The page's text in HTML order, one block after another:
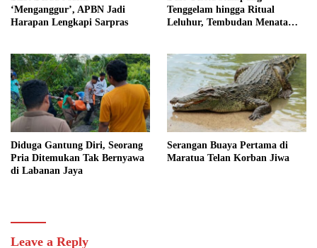
‘Menganggur’, APBN Jadi
Harapan Lengkapi Sarpras
Tenggelam hingga Ritual
Leluhur, Tembudan Menata
Diduga Gantung Diri, Seorang
Pria Ditemukan Tak Bernyawa
di Labanan Jaya
Serangan Buaya Pertama di
Maratua Telan Korban Jiwa
Leave a Reply